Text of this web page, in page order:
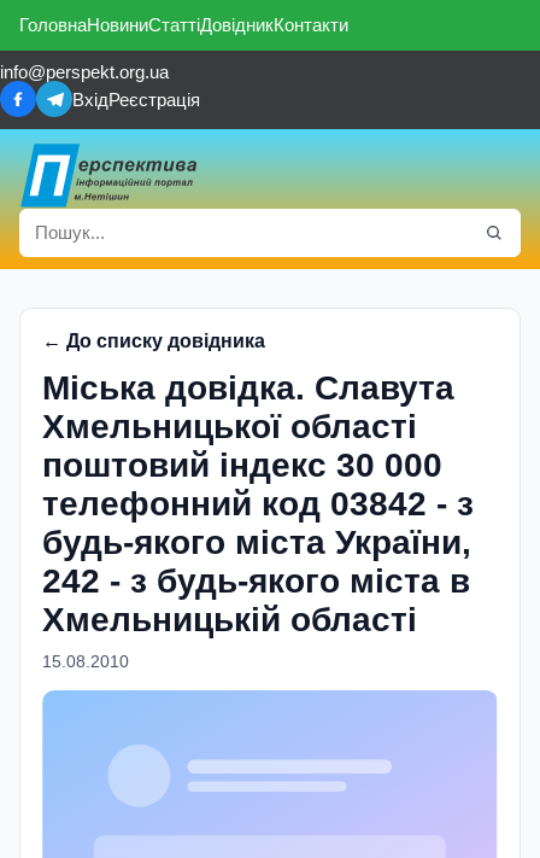
ГоловнаНовиниСтаттіДовідникКонтакти
info@perspekt.org.ua
ВхідРеєстрація
← До списку довідника
Міська довідка. Славута
Хмельницької області
поштовий індекс 30 000
телефонний код 03842 - з
будь-якого міста України,
242 - з будь-якого міста в
Хмельницькій області
15.08.2010